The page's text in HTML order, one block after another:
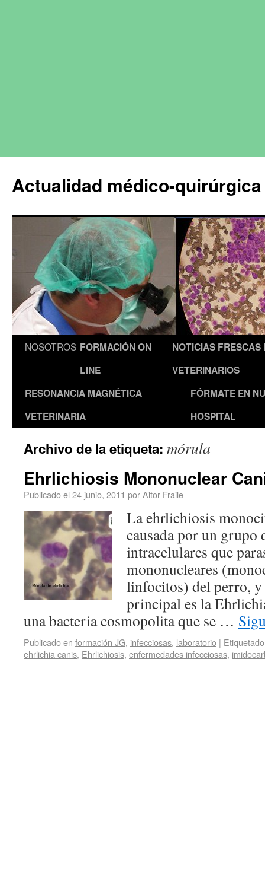
Actualidad médico-
NOSOTROS FORMACIÓN ON
LINE
NOTICIAS FRESCAS
VETERINARIOS
RESONANCIA MAGNÉTICA
VETERINARIA
FÓRMATE EN
HOSPITAL
Archivo de la etiqueta: mórula
Ehrlichiosis Mononuclear
Publicado el 24 junio, 2011 porAitor Fraile
La ehrlichiosis
causada por un grupo
intracelulares que
mononucleares
linfocitos) del perro, y
principal es la
una bacteria cosmopolita que se …
Publicado en formación JG, infecciosas, laboratorio | Etiquetado
ehrlichia canis, Ehrlichiosis, enfermedades infecciosas,